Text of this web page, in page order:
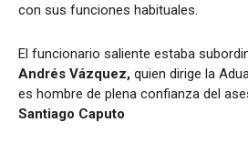
con sus funciones habituales.
El funcionario saliente estaba
Andrés Vázquez, quien dirige la
es hombre de plena confianza del
Santiago Caputo